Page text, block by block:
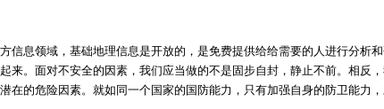
息领域，基础地理信息是开放的，是免费提供给给需要的人进行分析
来。面对不安全的因素，我们应当做的不是固步自封，静止不前。相反
在的危险因素。就如同一个国家的国防能力，只有加强自身的防卫能力，